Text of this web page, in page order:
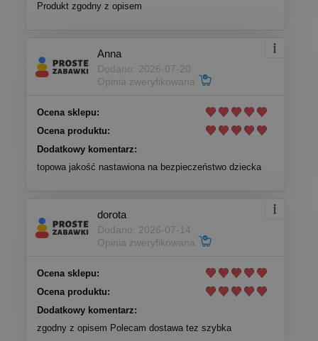
Produkt zgodny z opisem
Anna
Dodano: 2026-07-20
Opinia zweryfikowana
Ocena sklepu:
Ocena produktu:
Dodatkowy komentarz:
topowa jakość nastawiona na bezpieczeństwo dziecka
dorota
Dodano: 2026-07-14
Opinia zweryfikowana
Ocena sklepu:
Ocena produktu:
Dodatkowy komentarz:
zgodny z opisem Polecam dostawa tez szybka